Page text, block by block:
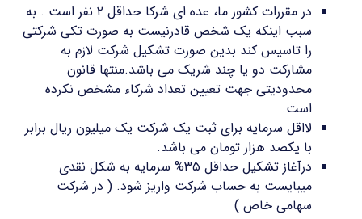
در مقررات کشور ما، عده ای شرکا حداقل ۲ نفر است . به
سبب اینکه یک شخص قادرنیست به صورت تکی شرکتی
را تاسیس کند بدین صورت تشکیل شرکت لازم به
مشارکت دو یا چند شریک می باشد.منتها قانون
محدودیتی جهت تعیین تعداد شرکاء مشخص نکرده
است.
لااقل سرمایه برای ثبت یک شرکت یک میلیون ریال برابر
با یکصد هزار تومان می باشد.
درآغاز تشکیل حداقل ۳۵% سرمایه به شکل نقدی
میبایست به حساب شرکت واریز شود. ( در شرکت
سهامی خاص )